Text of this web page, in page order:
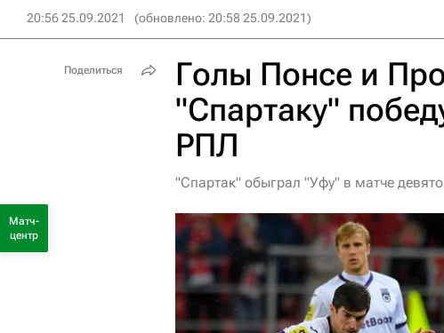
20:56 25.09.2021 (обновлено: 20:58 25.09.2021)
Голы Понсе и
"Спартаку"
РПЛ
"Спартак" обыграл "Уфу" в матче
Поделиться
Матч-
центр